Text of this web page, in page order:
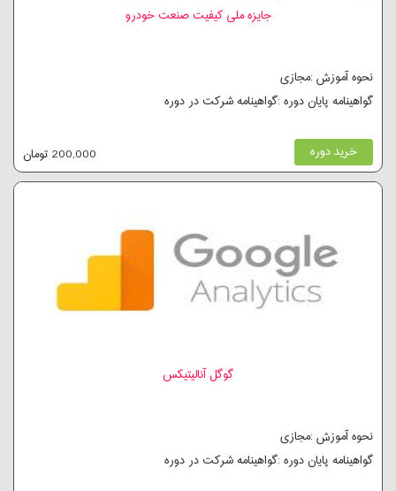
جایزه ملی کیفیت صنعت خودرو
نحوه آموزش :مجازی
گواهینامه پایان دوره :گواهینامه شرکت در دوره
خرید دوره 200,000 تومان
گوگل آنالیتیکس
نحوه آموزش :مجازی
گواهینامه پایان دوره :گواهینامه شرکت در دوره